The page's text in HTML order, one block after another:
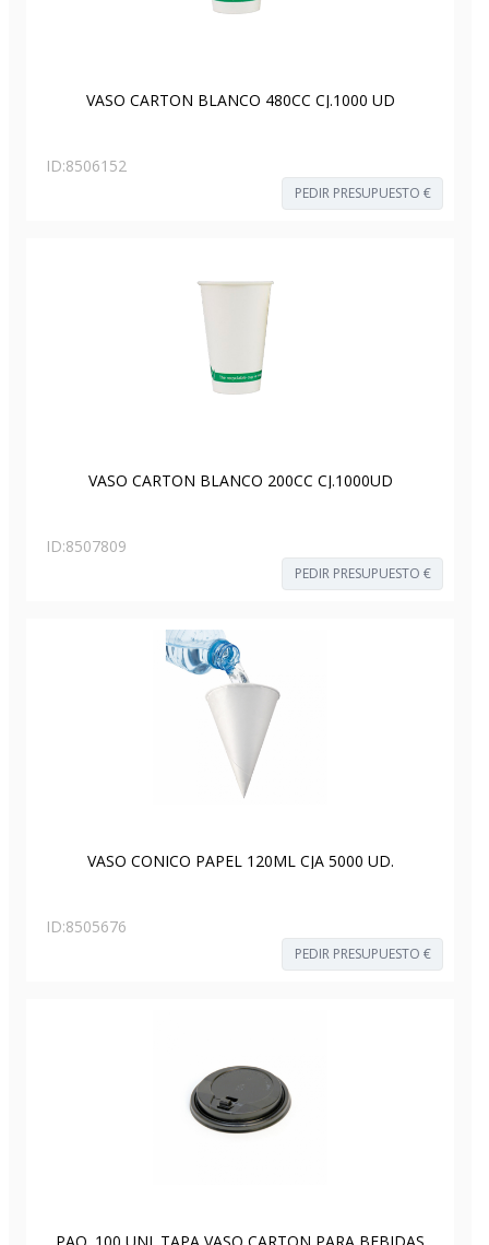
VASO CARTON BLANCO 480CC CJ.1000 UD
ID:8506152
PEDIR PRESUPUESTO €
VASO CARTON BLANCO 200CC CJ.1000UD
ID:8507809
PEDIR PRESUPUESTO €
VASO CONICO PAPEL 120ML CJA 5000 UD.
ID:8505676
PEDIR PRESUPUESTO €